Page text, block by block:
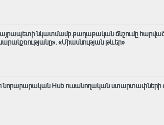
նկատմամբ քաղաքական ճնշումը
«Միասնության թևեր»
նորարարական Hub ուսանողական